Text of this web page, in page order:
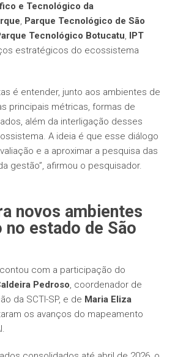
e Tecnológico da
, Parque Tecnológico de São
Tecnológico Botucatu, IPT
estratégicos do ecossistema
é entender, junto aos ambientes de
principais métricas, formas de
além da interligação desses
A ideia é que esse diálogo
e a aproximar a pesquisa das
gestão”, afirmou o pesquisador.
novos ambientes
no estado de São
com a participação do
Pedroso, coordenador de
da SCTI-SP, e de Maria Eliza
os avanços do mapeamento